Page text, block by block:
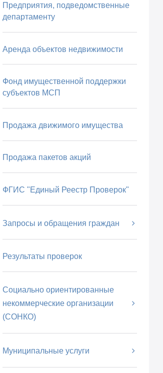
Предприятия, подведомственные
департаменту
Аренда объектов недвижимости
Фонд имущественной поддержки
субъектов МСП
Продажа движимого имущества
Продажа пакетов акций
ФГИС "Единый Реестр Проверок"
Запросы и обращения граждан
Результаты проверок
Социально ориентированные
некоммерческие организации
(СОНКО)
Муниципальные услуги